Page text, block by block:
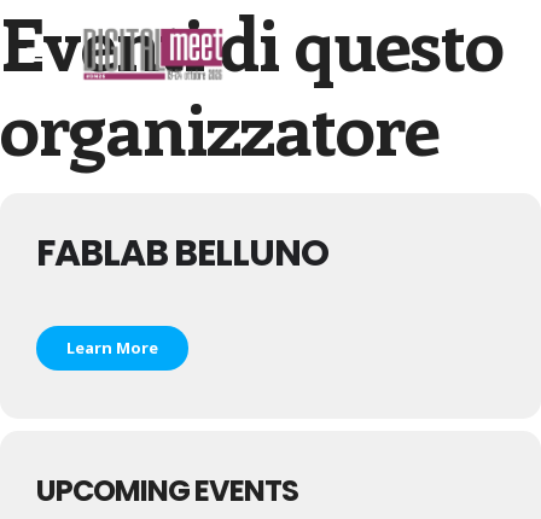
Eventi di questo
organizzatore
FABLAB BELLUNO
Learn More
UPCOMING EVENTS